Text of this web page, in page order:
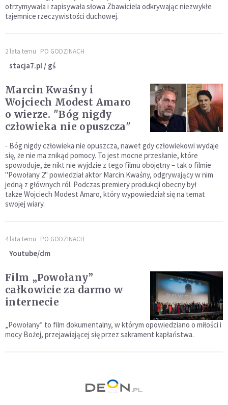
otrzymywała i zapisywała słowa Zbawiciela odkrywając niezwykłe
tajemnice rzeczywistości duchowej.
2 lata temu PO GODZINACH
stacja7.pl / gś
Marcin Kwaśny i
Wojciech Modest Amaro
o wierze. "Bóg nigdy
człowieka nie opuszcza"
- Bóg nigdy człowieka nie opuszcza, nawet gdy człowiekowi wydaje
się, że nie ma znikąd pomocy. To jest mocne przesłanie, które
spowoduje, że nikt nie wyjdzie z tego filmu obojętny – tak o filmie
"Powołany 2" powiedział aktor Marcin Kwaśny, odgrywający w nim
jedną z głównych ról. Podczas premiery produkcji obecny był
także Wojciech Modest Amaro, który wypowiedział się na temat
swojej wiary.
4 lata temu PO GODZINACH
Youtube/dm
Film „Powołany”
całkowicie za darmo w
internecie
„Powołany” to film dokumentalny, w którym opowiedziano o miłości i
mocy Bożej, przejawiającej się przez sakrament kapłaństwa.